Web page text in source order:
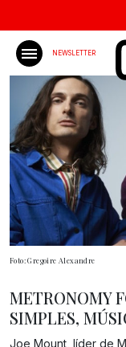
NEWSLETTER
Foto: Gregoire Alexandre
METRONOMY
SIMPLES,
Joe Mount, líder de